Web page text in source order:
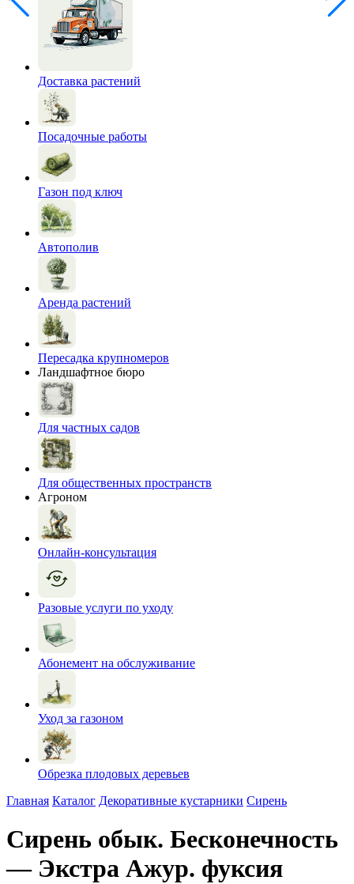
Доставка растений
Посадочные работы
Газон под ключ
Автополив
Аренда растений
Пересадка крупномеров
Ландшафтное бюро
Для частных садов
Для общественных пространств
Агроном
Онлайн-консультация
Разовые услуги по уходу
Абонемент на обслуживание
Уход за газоном
Обрезка плодовых деревьев
Главная Каталог Декоративные кустарники Сирень
Сирень обык. Бесконечность
— Экстра Ажур. фуксия